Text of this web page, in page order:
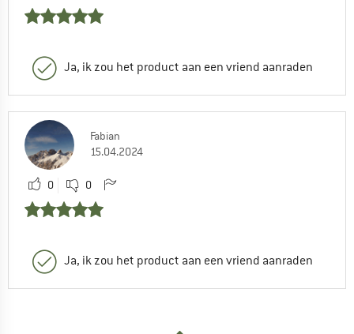
Ja, ik zou het product aan een vriend aanraden
Fabian
15.04.2024
0 0
Ja, ik zou het product aan een vriend aanraden